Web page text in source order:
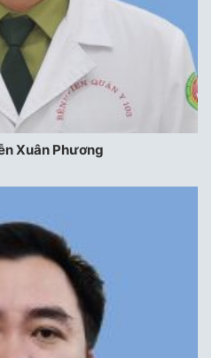
Xuân Phương